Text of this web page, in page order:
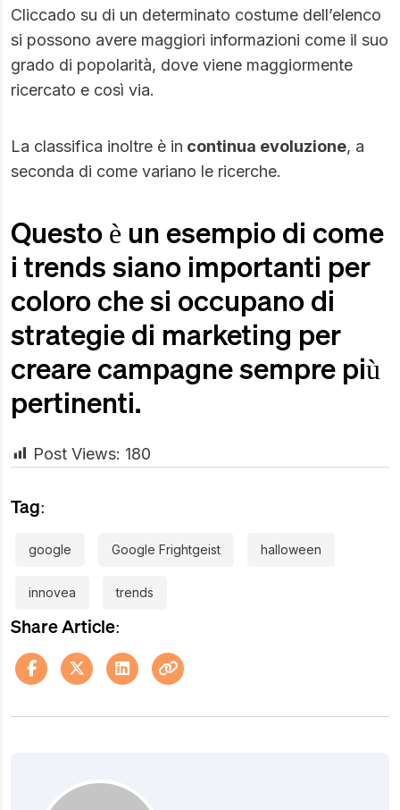
Cliccado su di un determinato costume dell’elenco
si possono avere maggiori informazioni come il suo
grado di popolarità, dove viene maggiormente
ricercato e così via.
La classifica inoltre è in continua evoluzione, a
seconda di come variano le ricerche.
Questo è un esempio di come
i trends siano importanti per
coloro che si occupano di
strategie di marketing per
creare campagne sempre più
pertinenti.
Post Views: 180
Tag:
google Google Frightgeist halloween
innovea trends
Share Article: